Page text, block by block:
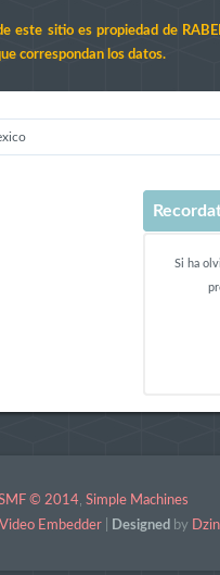
este sitio es propiedad de
correspondan los datos.
Si ha
© 2014 Simple Machines
Embedder
Designed by